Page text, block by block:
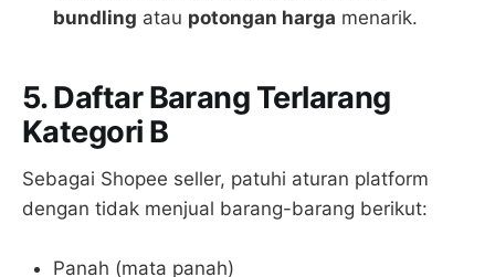
bundling atau potongan harga menarik.
5. Daftar Barang Terlarang
Kategori B
Sebagai Shopee seller, patuhi aturan platform
dengan tidak menjual barang-barang berikut:
Panah (mata panah)